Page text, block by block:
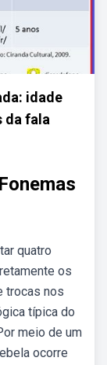
idade
da fala
quatro
os
trocas nos
típica do
meio de um
ocorre